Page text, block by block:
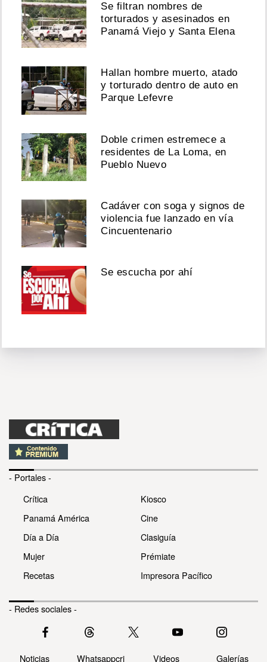
Se filtran nombres de
torturados y asesinados en
Panamá Viejo y Santa Elena
Hallan hombre muerto, atado
y torturado dentro de auto en
Parque Lefevre
Doble crimen estremece a
residentes de La Loma, en
Pueblo Nuevo
Cadáver con soga y signos de
violencia fue lanzado en vía
Cincuentenario
Se escucha por ahí
- Portales -
Crítica
Panamá América
Día a Día
Mujer
Recetas
Kiosco
Cine
Clasiguía
Prémiate
Impresora Pacífico
- Redes sociales -
Noticias Whatsappcri Videos Galerías